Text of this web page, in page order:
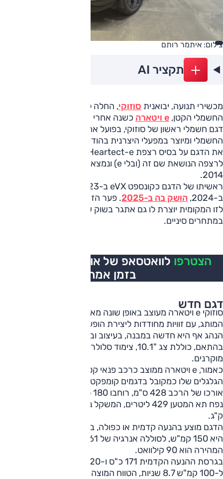
צילום: איתמר רותם
תקציר AI
מכשירי תנועה, יבואנית סוזוקי, החלה לשווק את רכב הפנאי
החשמלי הקטן, e ויטארה
כשנה אחרי שהושק בשוק האירופי. זהו
דגם חשמלי ראשון של סוזוקי, בפועל אחיו של טויוטה אורבן קרוזר
החשמלי ומיוצר במפעלי היצרנית בהודו. סוזוקי היא זו שפיתחה
לרצפה הנושאת שם זה (ובלי e) ונמצאת בדגמי סוזוקי מאז
2014.
ב-2024,
הושק בה ב-2025
. פער הזמנים בין השקתו באירופה
לזו המקומית יוצרת לו גם אתגר בשוק שרק הולך ומצטופף
במתחרים סיניים.
הצטרפו לוואטסאפ של אוטו, כל העדכונים
בזמן אמת
דגם חדש
סוזוקי e ויטארה מעוצב באופן שונה מאוד מהדגמים האחרים של
המותג, עם זוויות מחודדות ליצירת הופעה רבת נוכחות. סביבת
הנהג אף היא חדשה במבנה, בעיצוב ובמרכיבים שלה, עדכנית
בהתאם, כוללת צג "10.1, צימוד סלולרי אלחוטי, מחוונים
מוקרנים.
ק"ג.
הדגם מוצע בהנעה קדמית או כפולה, בשתיהן המהירות המרבית
המהירה הוא 90 קילוואט.
ל-100 קמ"ש 8.7 שניות, הטווח המוצהר 426 ק"מ.